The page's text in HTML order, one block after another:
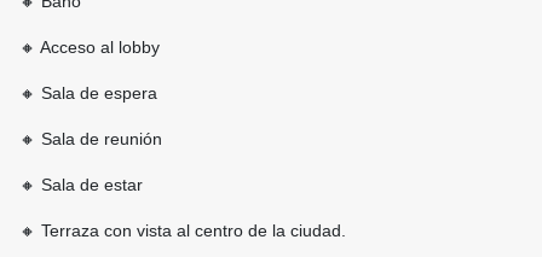
🔸 Acceso al lobby
🔸 Sala de espera
🔸 Sala de reunión
🔸 Sala de estar
🔸 Terraza con vista al centro de la ciudad.